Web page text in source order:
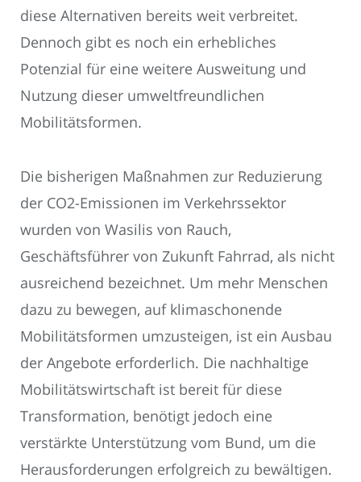
diese Alternativen bereits weit verbreitet.
Dennoch gibt es noch ein erhebliches
Potenzial für eine weitere Ausweitung und
Nutzung dieser umweltfreundlichen
Mobilitätsformen.
Die bisherigen Maßnahmen zur Reduzierung
der CO2-Emissionen im Verkehrssektor
wurden von Wasilis von Rauch,
Geschäftsführer von Zukunft Fahrrad, als nicht
ausreichend bezeichnet. Um mehr Menschen
dazu zu bewegen, auf klimaschonende
Mobilitätsformen umzusteigen, ist ein Ausbau
der Angebote erforderlich. Die nachhaltige
Mobilitätswirtschaft ist bereit für diese
Transformation, benötigt jedoch eine
verstärkte Unterstützung vom Bund, um die
Herausforderungen erfolgreich zu bewältigen.